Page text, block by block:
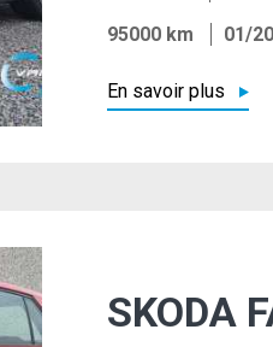
95000 km
01/
En savoir plus
SKODA